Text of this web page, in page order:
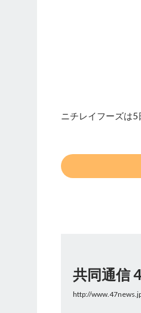
ニチレイフーズは
共同通信
http://